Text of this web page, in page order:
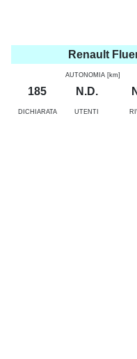
Renault
AUTONOMIA [km]
185 N.D.
DICHIARATA UTENTI